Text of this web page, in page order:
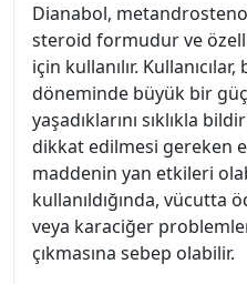
Dianabol,
steroid formudur ve
için kullanılır.
döneminde büyük bir güç
yaşadıklarını sıklıkla
dikkat edilmesi gereken
maddenin yan etkileri
kullanıldığında, vücutta
veya karaciğer
çıkmasına sebep olabilir.